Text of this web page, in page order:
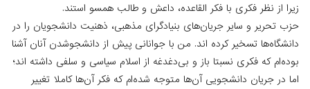
زیرا از نظر فکری با فکر القاعده، داعش و طالب همسو استند.
حزب تحریر و سایر جریان‌های بنیادگرای مذهبی، ذهنیت دانشجویان را در
دانشگاه‌ها تسخیر کرده‌ اند. من با جوانانی پیش از دانشجوشدن آنان آشنا
بوده‌ام که فکری نسبتا باز و بی‌دغدغه‌ از اسلام سیاسی و سلفی داشته ‌اند؛
اما در جریان دانشجویی آن‌ها متوجه شده‌ام که فکر آن‌ها کاملا تغییر